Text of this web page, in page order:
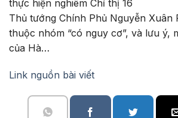
Thủ tướng Chính Phủ Nguyễn Xuân
thuộc nhóm “có nguy cơ”, và lưu ý,
của Hà…
Link nguồn bài viết